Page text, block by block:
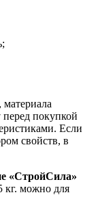
покупкой
Если
свойств, в
«СтройСила»
кг. можно для